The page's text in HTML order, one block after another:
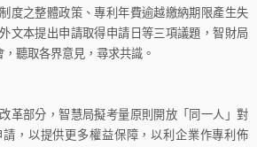
度之整體政策、專利年費逾越繳納期限產生失
文本提出申請取得申請日等三項議題，智財局
，聽取各界意見，尋求共識。
部分，智慧局擬考量原則開放「同一人」對
，以提供更多權益保障，以利企業作專利佈